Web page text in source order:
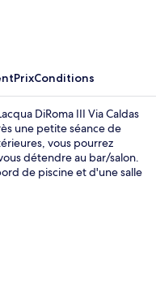
PrixConditions
DiRoma III Via Caldas
une petite séance de
vous pourrez
détendre au bar/salon.
de piscine et d'une salle
Wi-Fi à Internet gratuit.